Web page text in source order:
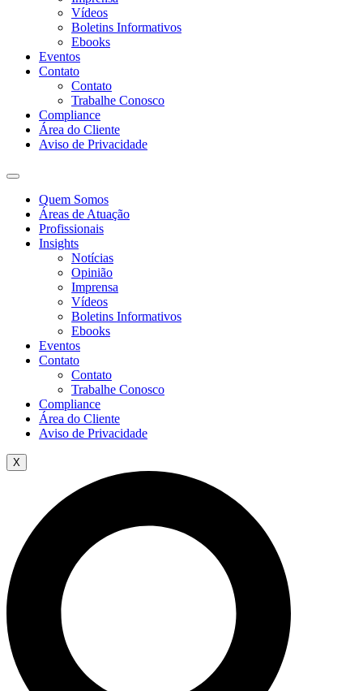
Vídeos
Boletins Informativos
Ebooks
Eventos
Contato
Contato
Trabalhe Conosco
Compliance
Área do Cliente
Aviso de Privacidade
Quem Somos
Áreas de Atuação
Profissionais
Insights
Notícias
Opinião
Imprensa
Vídeos
Boletins Informativos
Ebooks
Eventos
Contato
Contato
Trabalhe Conosco
Compliance
Área do Cliente
Aviso de Privacidade
X